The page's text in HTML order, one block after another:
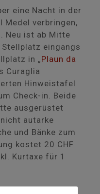
eine Nacht in der
Medel verbringen,
Neu ist ab Mitte
eingangs
in „Plaun da
Curaglia
Hinweistafel
Check-in. Beide
ausgerüstet
autarke
und Bänke zum
kostet 20 CHF
Kurtaxe für 1